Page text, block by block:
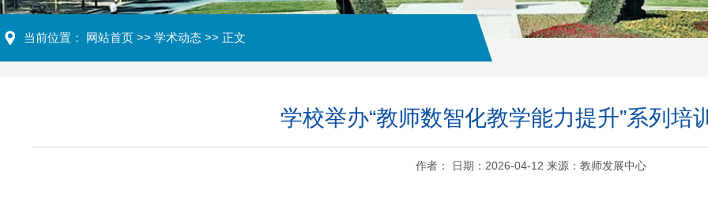
当前位置： 网站首页 >> 学术动态 >> 正文
学校举办“教师数智化教学能力提升”系列培
作者： 日期：2026-04-12 来源：教师发展中心